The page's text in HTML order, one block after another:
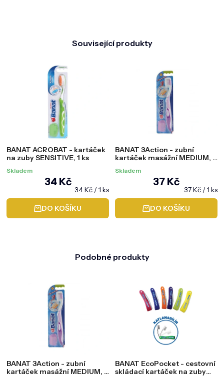
Související produkty
BANAT ACROBAT - kartáček
na zuby SENSITIVE, 1 ks
Skladem
34 Kč
Měrná
cena:
34 Kč / 1 ks
DO KOŠÍKU
BANAT 3Action - zubní
kartáček masážní MEDIUM, 1
Skladem
37 Kč
Měrná
cena:
37 Kč / 1 ks
DO KOŠÍKU
Podobné produkty
BANAT 3Action - zubní
kartáček masážní MEDIUM, 1
BANAT EcoPocket - cestovní
skládací kartáček na zuby